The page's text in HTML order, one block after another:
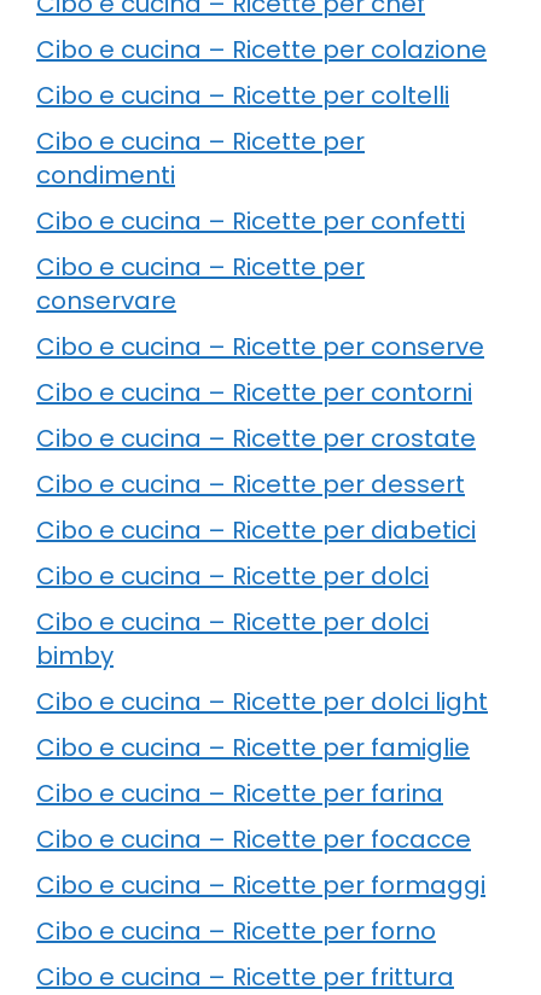
Cibo e cucina – Ricette per colazione
Cibo e cucina – Ricette per coltelli
Cibo e cucina – Ricette per
condimenti
Cibo e cucina – Ricette per confetti
Cibo e cucina – Ricette per
conservare
Cibo e cucina – Ricette per conserve
Cibo e cucina – Ricette per contorni
Cibo e cucina – Ricette per crostate
Cibo e cucina – Ricette per dessert
Cibo e cucina – Ricette per diabetici
Cibo e cucina – Ricette per dolci
Cibo e cucina – Ricette per dolci
bimby
Cibo e cucina – Ricette per dolci light
Cibo e cucina – Ricette per famiglie
Cibo e cucina – Ricette per farina
Cibo e cucina – Ricette per focacce
Cibo e cucina – Ricette per formaggi
Cibo e cucina – Ricette per forno
Cibo e cucina – Ricette per frittura